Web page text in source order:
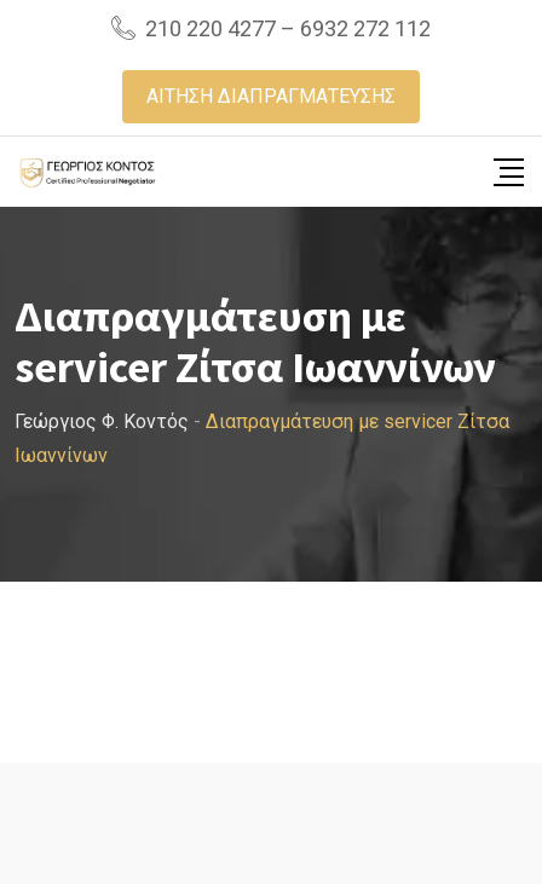
210 220 4277 – 6932 272 112
ΑΙΤΗΣΗ ΔΙΑΠΡΑΓΜΑΤΕΥΣΗΣ
Διαπραγμάτευση με
servicer Ζίτσα Ιωαννίνων
Γεώργιος Φ. Κοντός - Διαπραγμάτευση με servicer Ζίτσα
Ιωαννίνων